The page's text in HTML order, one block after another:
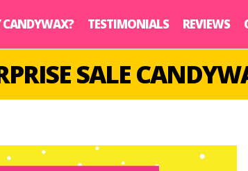
TESTIMONIALS REVIEWS
SALE